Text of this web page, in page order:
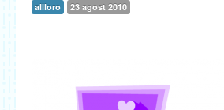
allloro 23 agost 2010